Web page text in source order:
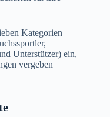
Kategorien
Unterstützer) ein,
vergeben